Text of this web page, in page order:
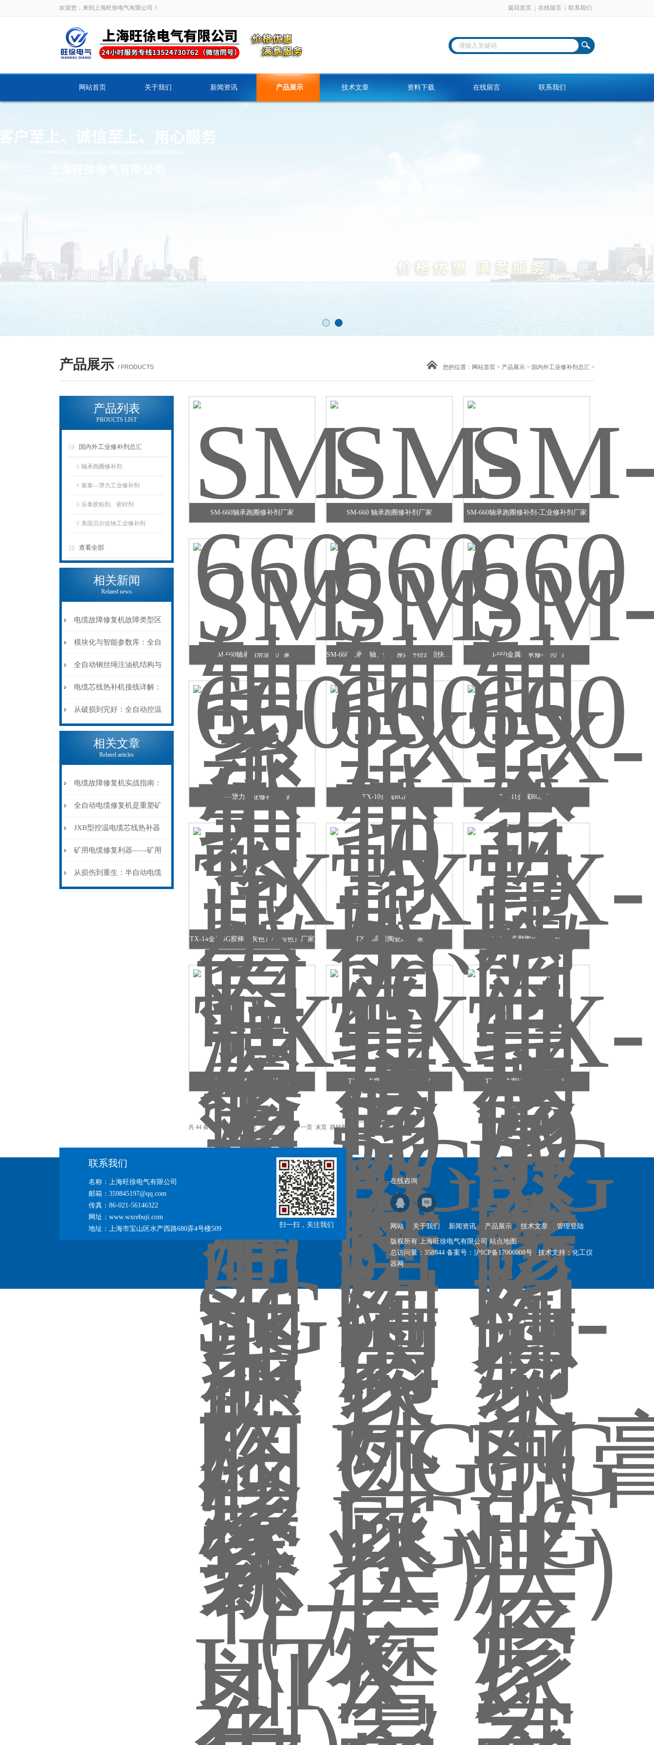
欢迎您，来到上海旺徐电气有限公司！ 返回首页 在线留言 联系我们
网站首页 关于我们 新闻资讯 产品展示 技术文章 资料下载 在线留言 联系我们
产品展示 / PRODUCTS 您的位置： 网站首页 > 产品展示 > 国内外工业修补剂总汇 >
产品列表
PROUCTS LIST
国内外工业修补剂总汇
轴承跑圈修补剂
索泰—犟力工业修补剂
乐泰胶粘剂、密封剂
美国贝尔佐纳工业修补剂
查看全部
相关新闻
Related news
电缆故障修复机故障类型区
分指南：从“绝缘电
阻”到“波形特征”的精准诊
断逻辑
模块化与智能参数库：全自
动电缆修复机的快速换型逻
辑
全自动钢丝绳注油机结构与
工作原理：揭秘高效润滑的
机械密码
电缆芯线热补机接线详解：
从入门到精通
从破损到完好：全自动控温
电缆热补机的核心价值
相关文章
Related articles
电缆故障修复机实战指南：
从“盲测”到“精确定点”的三
步作业法
全自动电缆修复机是重塑矿
山电力动脉的“智能外科医
生”
JXB型控温电缆芯线热补器
安装与接线：精准修复的工
艺基石
矿用电缆修复利器——矿用
电缆热补机智能控温，安全
从损伤到重生：半自动电缆
SM-660轴承跑圈修补剂厂家 SM-660 轴承跑圈修补剂厂家 SM-660轴承跑圈修补剂-工业修补剂厂家
SM-660轴承润滑油脂厂家 SM-660轴承、轴、壳、座内外径磨损快速修补剂厂家 SM-660金属轴承修补剂厂家
索泰—犟力工业修补剂厂家 TX-10金属RG厂家 TX-11金属RG厂家
TX-14金属SG胶棒（灰色）/（棕色）厂家 TX-20高聚陶瓷EG厂家 TX-21高聚陶瓷FG厂家
TX-24高聚陶瓷HTX厂家 TX-30防腐UG（膏状）厂家 TX-30防腐UG（浆状）厂家
共 44 条记录，当前 1 / 3 页 首页 上一页 下一页 末页 跳转到第
联系我们
名称：上海旺徐电气有限公司
邮箱：359845197@qq.com
传真：86-021-56146322
网址：www.wxrebuji.com
地址：上海市宝山区水产西路680弄4号楼509
扫一扫，关注我们
在线咨询
网站 关于我们 新闻资讯 产品展示 技术文章 管理登陆
版权所有 上海旺徐电气有限公司站点地图
总访问量： 358844 备案号： 沪ICP备17006008号 技术支持：化工仪
器网